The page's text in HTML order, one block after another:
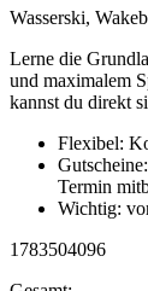
Wasserski,
Lerne die
und maximalem
kannst du direkt
Flexibel:
Termin
Wichtig:
1783504096